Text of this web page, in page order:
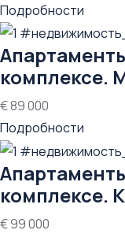
Подробности
комплексе.
€ 89 000
Подробности
комплексе.
€ 99 000